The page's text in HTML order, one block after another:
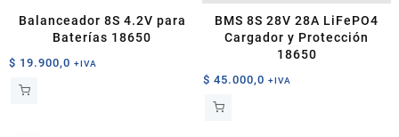
Balanceador 8S 4.2V para
Baterías 18650
$ 19.900,0 +IVA
BMS 8S 28V 28A LiFePO4
Cargador y Protección
18650
$ 45.000,0 +IVA